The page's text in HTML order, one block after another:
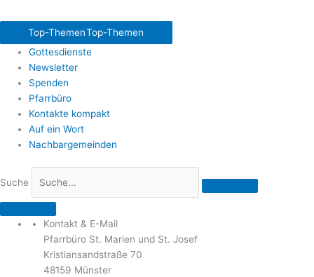
Top-ThemenTop-Themen
Gottesdienste
Newsletter
Spenden
Pfarrbüro
Kontakte kompakt
Auf ein Wort
Nachbargemeinden
Suche
Kontakt & E-Mail
Pfarrbüro St. Marien und St. Josef
Kristiansandstraße 70
48159 Münster